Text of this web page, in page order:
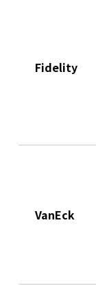
Fidelity
VanEck